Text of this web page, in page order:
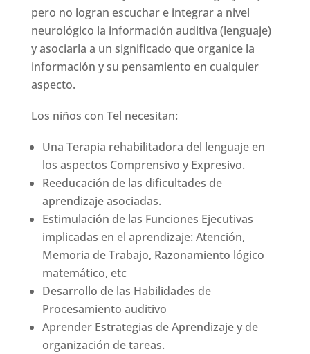
pero no logran escuchar e integrar a nivel
neurológico la información auditiva (lenguaje)
y asociarla a un significado que organice la
información y su pensamiento en cualquier
aspecto.
Los niños con Tel necesitan:
Una Terapia rehabilitadora del lenguaje en
los aspectos Comprensivo y Expresivo.
Reeducación de las dificultades de
aprendizaje asociadas.
Estimulación de las Funciones Ejecutivas
implicadas en el aprendizaje: Atención,
Memoria de Trabajo, Razonamiento lógico
matemático, etc
Desarrollo de las Habilidades de
Procesamiento auditivo
Aprender Estrategias de Aprendizaje y de
organización de tareas.